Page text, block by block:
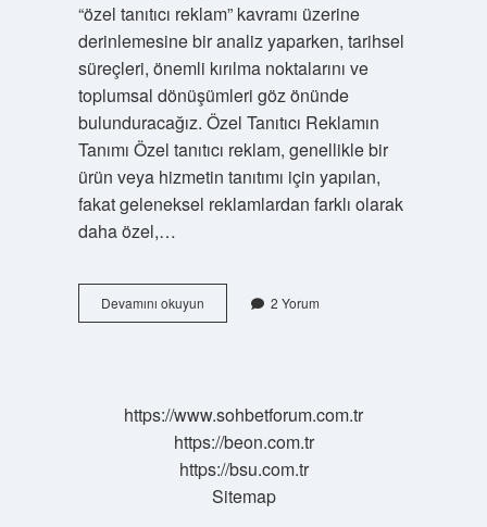
“özel tanıtıcı reklam” kavramı üzerine
derinlemesine bir analiz yaparken, tarihsel
süreçleri, önemli kırılma noktalarını ve
toplumsal dönüşümleri göz önünde
bulunduracağız. Özel Tanıtıcı Reklamın
Tanımı Özel tanıtıcı reklam, genellikle bir
ürün veya hizmetin tanıtımı için yapılan,
fakat geleneksel reklamlardan farklı olarak
daha özel,…
Devamını okuyunÖzel
tanıtıcı
2 Yorum
https://www.sohbetforum.com.tr
https://beon.com.tr
https://bsu.com.tr
Sitemap